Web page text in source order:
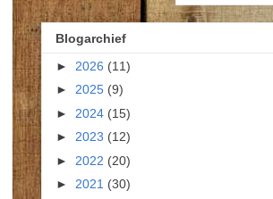
Blogarchief
► 2026 (11)
► 2025 (9)
► 2024 (15)
► 2023 (12)
► 2022 (20)
► 2021 (30)